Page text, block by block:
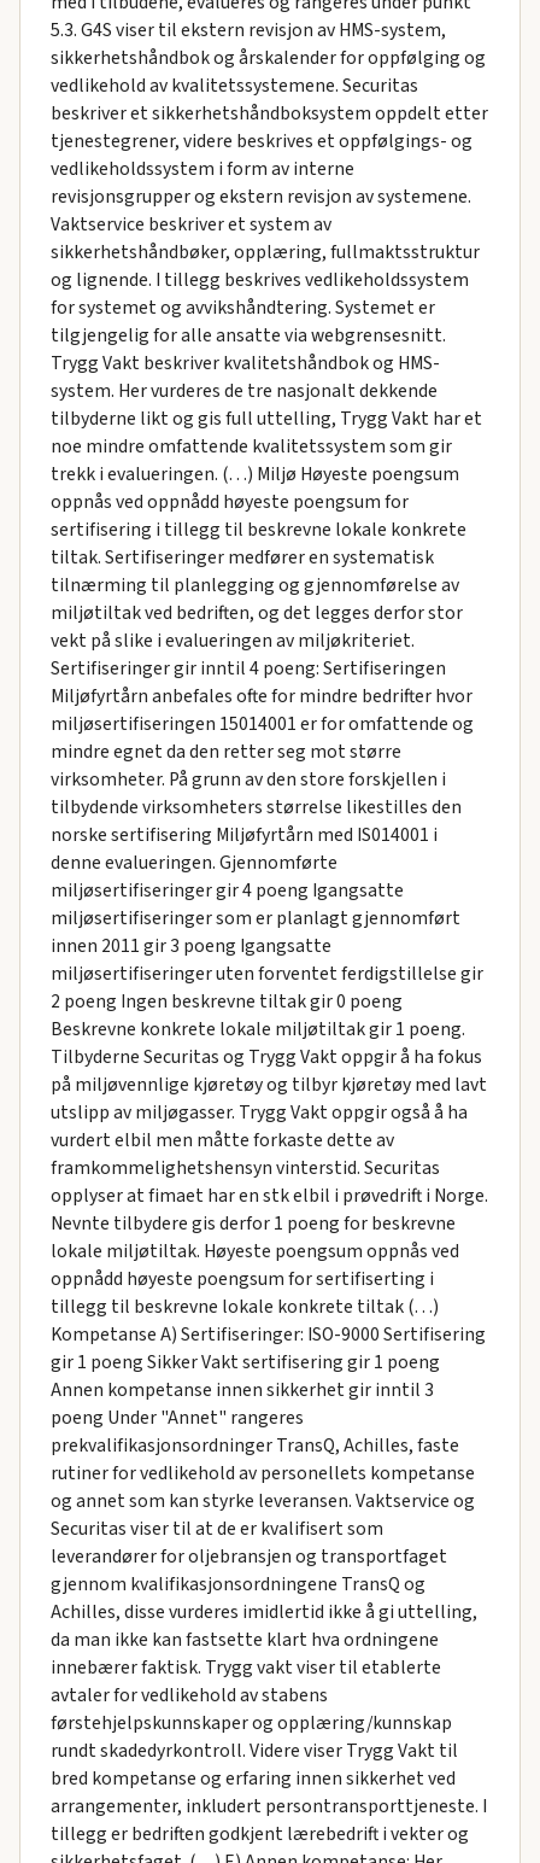
5.3. G4S viser til ekstern revisjon av HMS-system,
sikkerhetshåndbok og årskalender for oppfølging og
vedlikehold av kvalitetssystemene. Securitas
beskriver et sikkerhetshåndboksystem oppdelt etter
tjenestegrener, videre beskrives et oppfølgings- og
vedlikeholdssystem i form av interne
revisjonsgrupper og ekstern revisjon av systemene.
Vaktservice beskriver et system av
sikkerhetshåndbøker, opplæring, fullmaktsstruktur
og lignende. I tillegg beskrives vedlikeholdssystem
for systemet og avvikshåndtering. Systemet er
tilgjengelig for alle ansatte via webgrensesnitt.
Trygg Vakt beskriver kvalitetshåndbok og HMS-
system. Her vurderes de tre nasjonalt dekkende
tilbyderne likt og gis full uttelling, Trygg Vakt har et
noe mindre omfattende kvalitetssystem som gir
trekk i evalueringen. (…) Miljø Høyeste poengsum
oppnås ved oppnådd høyeste poengsum for
sertifisering i tillegg til beskrevne lokale konkrete
tiltak. Sertifiseringer medfører en systematisk
tilnærming til planlegging og gjennomførelse av
miljøtiltak ved bedriften, og det legges derfor stor
vekt på slike i evalueringen av miljøkriteriet.
Sertifiseringer gir inntil 4 poeng: Sertifiseringen
Miljøfyrtårn anbefales ofte for mindre bedrifter hvor
miljøsertifiseringen 15014001 er for omfattende og
mindre egnet da den retter seg mot større
virksomheter. På grunn av den store forskjellen i
tilbydende virksomheters størrelse likestilles den
norske sertifisering Miljøfyrtårn med IS014001 i
denne evalueringen. Gjennomførte
miljøsertifiseringer gir 4 poeng Igangsatte
miljøsertifiseringer som er planlagt gjennomført
innen 2011 gir 3 poeng Igangsatte
miljøsertifiseringer uten forventet ferdigstillelse gir
2 poeng Ingen beskrevne tiltak gir 0 poeng
Beskrevne konkrete lokale miljøtiltak gir 1 poeng.
Tilbyderne Securitas og Trygg Vakt oppgir å ha fokus
på miljøvennlige kjøretøy og tilbyr kjøretøy med lavt
utslipp av miljøgasser. Trygg Vakt oppgir også å ha
vurdert elbil men måtte forkaste dette av
framkommelighetshensyn vinterstid. Securitas
opplyser at fimaet har en stk elbil i prøvedrift i Norge.
Nevnte tilbydere gis derfor 1 poeng for beskrevne
lokale miljøtiltak. Høyeste poengsum oppnås ved
oppnådd høyeste poengsum for sertifiserting i
tillegg til beskrevne lokale konkrete tiltak (…)
Kompetanse A) Sertifiseringer: ISO-9000 Sertifisering
gir 1 poeng Sikker Vakt sertifisering gir 1 poeng
Annen kompetanse innen sikkerhet gir inntil 3
poeng Under "Annet" rangeres
prekvalifikasjonsordninger TransQ, Achilles, faste
rutiner for vedlikehold av personellets kompetanse
og annet som kan styrke leveransen. Vaktservice og
Securitas viser til at de er kvalifisert som
leverandører for oljebransjen og transportfaget
gjennom kvalifikasjonsordningene TransQ og
Achilles, disse vurderes imidlertid ikke å gi uttelling,
da man ikke kan fastsette klart hva ordningene
innebærer faktisk. Trygg vakt viser til etablerte
avtaler for vedlikehold av stabens
førstehjelpskunnskaper og opplæring/kunnskap
rundt skadedyrkontroll. Videre viser Trygg Vakt til
bred kompetanse og erfaring innen sikkerhet ved
arrangementer, inkludert persontransporttjeneste. I
tillegg er bedriften godkjent lærebedrift i vekter og